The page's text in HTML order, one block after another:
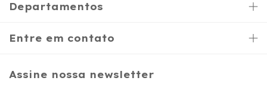
Departamentos
Entre em contato
Assine nossa newsletter